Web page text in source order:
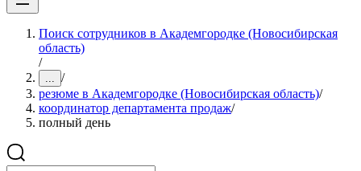
Поиск сотрудников в Академгородке (Новосибирская
область)
/
... /
резюме в Академгородке (Новосибирская область)/
координатор департамента продаж/
полный день